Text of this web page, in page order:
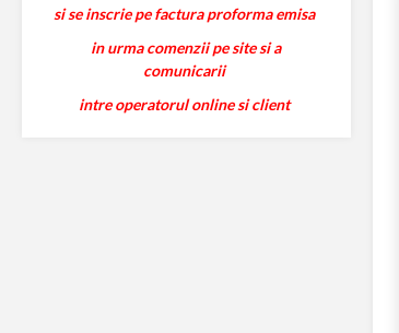
si se inscrie pe factura proforma emisa
in urma comenzii pe site si a
comunicarii
intre operatorul online si client